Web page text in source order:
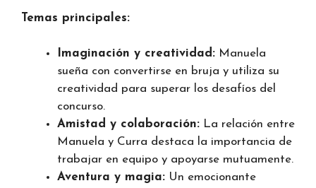
Temas principales:
Imaginación y creatividad: Manuela
sueña con convertirse en bruja y utiliza su
creatividad para superar los desafíos del
concurso.
Amistad y colaboración: La relación entre
Manuela y Curra destaca la importancia de
trabajar en equipo y apoyarse mutuamente.
Aventura y magia: Un emocionante